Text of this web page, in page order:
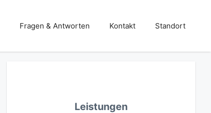
Terrassen- und Balkone
Fragen & Antworten Kontakt Standort
Leistungen